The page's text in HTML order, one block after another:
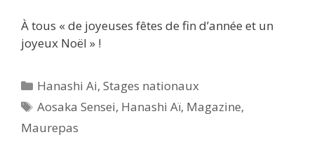
À tous « de joyeuses fêtes de fin d’année et un
joyeux Noël » !
Catégories
Hanashi Ai,Stages nationaux
Étiquettes
Aosaka Sensei, Hanashi Aï, Magazine,
Maurepas